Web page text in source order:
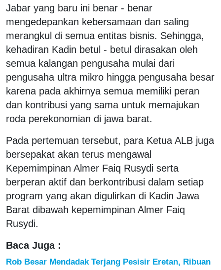
Jabar yang baru ini benar - benar
mengedepankan kebersamaan dan saling
merangkul di semua entitas bisnis. Sehingga,
kehadiran Kadin betul - betul dirasakan oleh
semua kalangan pengusaha mulai dari
pengusaha ultra mikro hingga pengusaha besar
karena pada akhirnya semua memiliki peran
dan kontribusi yang sama untuk memajukan
roda perekonomian di jawa barat.
Pada pertemuan tersebut, para Ketua ALB juga
bersepakat akan terus mengawal
Kepemimpinan Almer Faiq Rusydi serta
berperan aktif dan berkontribusi dalam setiap
program yang akan digulirkan di Kadin Jawa
Barat dibawah kepemimpinan Almer Faiq
Rusydi.
Baca Juga :
Rob Besar Mendadak Terjang Pesisir Eretan, Ribuan